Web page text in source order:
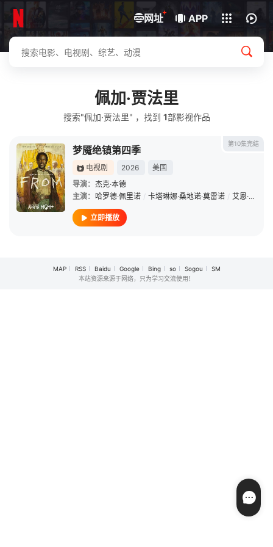
网址
+
APP
下载客户端
佩加·贾法里
搜索"佩加·贾法里" ，找到 1部影视作品
第10集完结
梦魇绝镇第四季
电视剧 2026
美国
导演： 杰克·本德
主演： 哈罗德·佩里诺 / 卡塔琳娜·桑地诺·莫雷诺 / 艾恩·贝利
立即播放
MAP RSS Baidu Google Bing so Sogou
SM
本站资源来源于网络，只为学习交流使用！